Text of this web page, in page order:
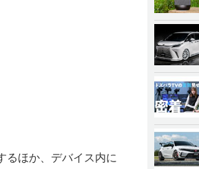
るほか、デバイス内に